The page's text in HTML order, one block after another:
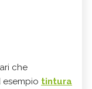
che
tintura